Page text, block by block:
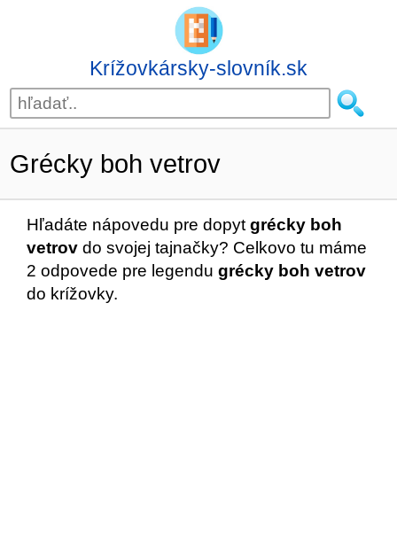
Krížovkársky-slovník.sk
Grécky boh vetrov
Hľadáte nápovedu pre dopyt grécky boh
vetrov do svojej tajnačky? Celkovo tu máme
2 odpovede pre legendu grécky boh vetrov
do krížovky.